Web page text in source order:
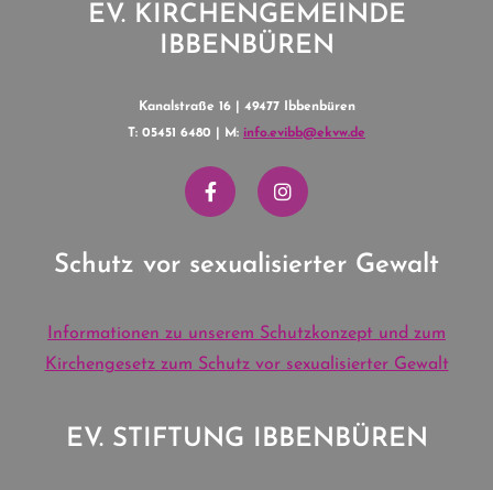
EV. KIRCHENGEMEINDE
IBBENBÜREN
Kanalstraße 16 | 49477 Ibbenbüren
T: 05451 6480 | M: info.evibb@ekvw.de
Schutz vor sexualisierter Gewalt
Informationen zu unserem Schutzkonzept und zum
Kirchengesetz zum Schutz vor sexualisierter Gewalt
EV. STIFTUNG IBBENBÜREN